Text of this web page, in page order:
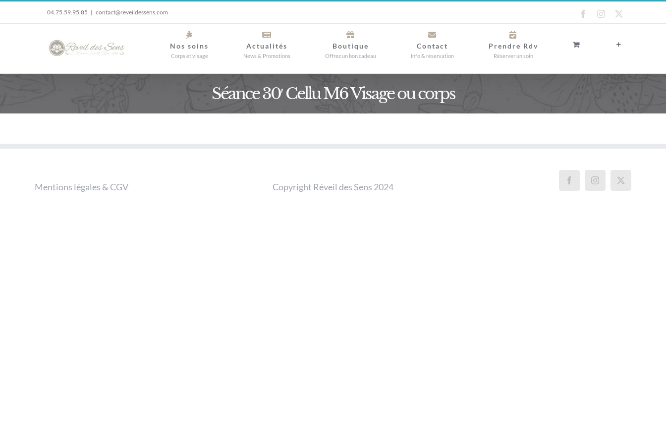
au
04.75.59.95.85 | contact@reveildessens.com FacebookInstagram
Nos soins
Corps et visage
Actualités
News & Promotions
Boutique
Offrez un bon cadeau
Contact
Info & réservation
Prendre Rdv
Réserver un soin
Séance 30′ Cellu M6 Visage ou corps
Mentions légales & CGV Copyright Réveil des Sens 2024